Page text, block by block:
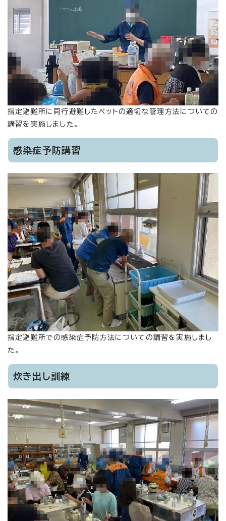
指定避難所に同行避難したペットの適切な管理方法についての
講習を実施しました。
感染症予防講習
指定避難所での感染症予防方法についての講習を実施しまし
た。
炊き出し訓練